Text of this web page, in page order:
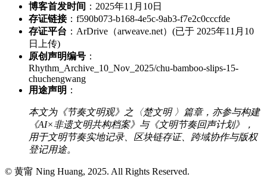
博客首发时间 ：2025年11月10日
存证链接：f590b073-b168-4e5c-9ab3-f7e2c0cccfde
存证平台 ：ArDrive（arweave.net）(已于 2025年11月10
日上传)
原创声明编号 ：
Rhythm_Archive_10_Nov_2025/chu-bamboo-slips-15-
chuchengwang
用途声明 ：
本文为《节奏文明观》之〈楚文明 〉篇章，亦参与构建
《AI×非遗文明共构档案》与《文明节奏回声计划》，
用于文明节奏实地记录、区块链存证、跨域协作与版权
登记用途。
© 黄甯 Ning Huang, 2025. All Rights Reserved.